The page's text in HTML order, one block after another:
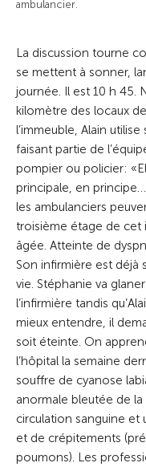
ambulancier.
La discussion tourne
se mettent à sonner,
journée. Il est 10 h 45.
kilomètre des locaux
l’immeuble, Alain
faisant partie de
pompier ou policier:
principale, en
les ambulanciers
troisième étage de cet
âgée. Atteinte de
Son infirmière est déjà
vie. Stéphanie va
l’infirmière tandis
mieux entendre, il
soit éteinte. On
l’hôpital la semaine
souffre de cyanose
anormale bleutée de
circulation sanguine et
et de crépitements
poumons). Les